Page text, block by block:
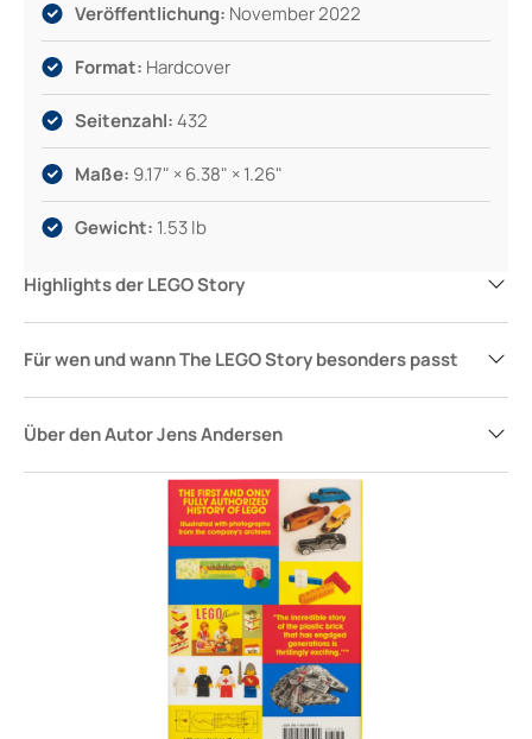
Veröffentlichung: November 2022
Format: Hardcover
Seitenzahl:432
Maße: 9.17" × 6.38" × 1.26"
Gewicht: 1.53 lb
Highlights der LEGO Story
Für wen und wann The LEGO Story besonders passt
Über den Autor Jens Andersen